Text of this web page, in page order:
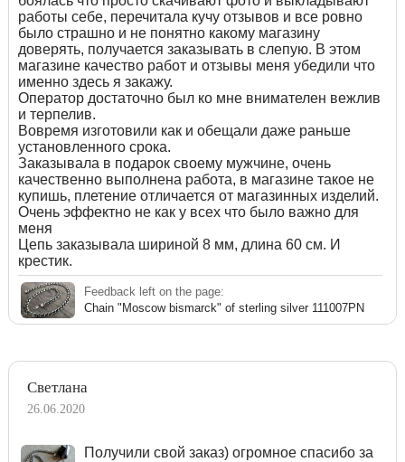
работы себе, перечитала кучу отзывов и все ровно
было страшно и не понятно какому магазину
доверять, получается заказывать в слепую. В этом
магазине качество работ и отзывы меня убедили что
именно здесь я закажу.
Оператор достаточно был ко мне внимателен вежлив
и терпелив.
Вовремя изготовили как и обещали даже раньше
установленного срока.
Заказывала в подарок своему мужчине, очень
качественно выполнена работа, в магазине такое не
купишь, плетение отличается от магазинных изделий.
Очень эффектно не как у всех что было важно для
меня
Цепь заказывала шириной 8 мм, длина 60 см. И
крестик.
Feedback left on the page:
Chain "Moscow bismarck" of sterling silver 111007PN
Светлана
26.06.2020
Получили свой заказ) огромное спасибо за